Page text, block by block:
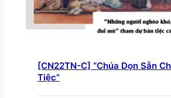
[CN22TN-C] “Chúa Dọn Sẵn
Tiệc”